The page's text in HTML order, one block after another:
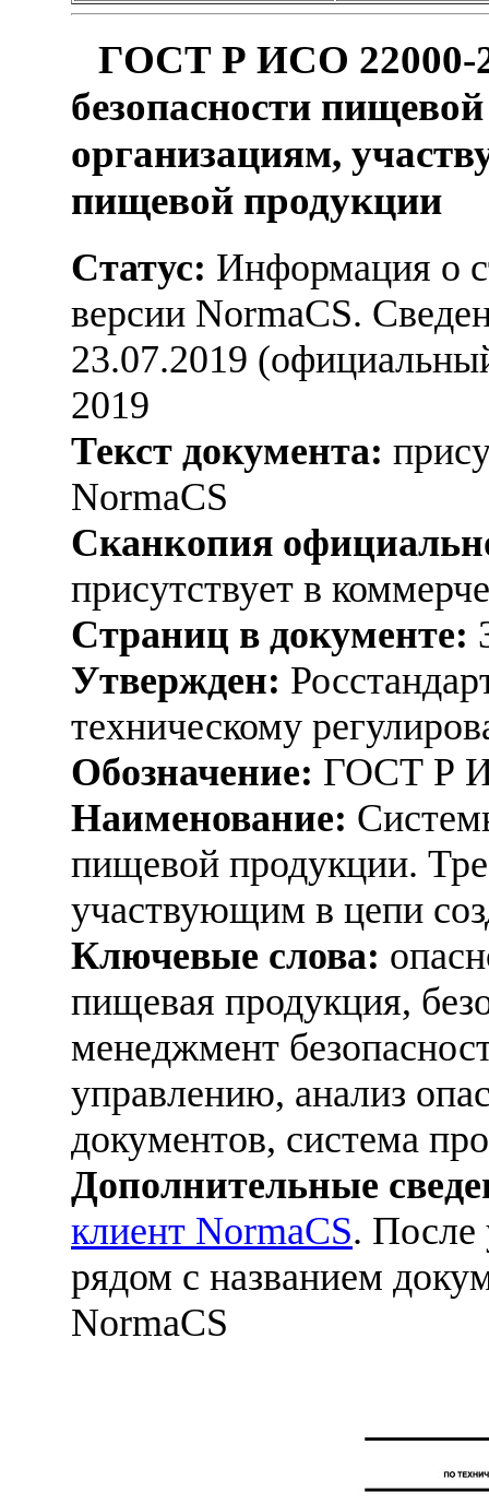
ГОСТ Р ИСО 22000-
безопасности
организациям,
пищевой продукции
Статус: Информация о
версии NormaCS.
23.07.2019
2019
Текст документа:
NormaCS
Сканкопия
присутствует в
Страниц в документе:
Утвержден:
техническому
Обозначение: ГОСТ Р
Наименование:
пищевой продукции.
участвующим в цепи
Ключевые слова:
пищевая продукция,
менеджмент
управлению, анализ
документов, система
Дополнительные
клиент NormaCS. После
рядом с названием
NormaCS